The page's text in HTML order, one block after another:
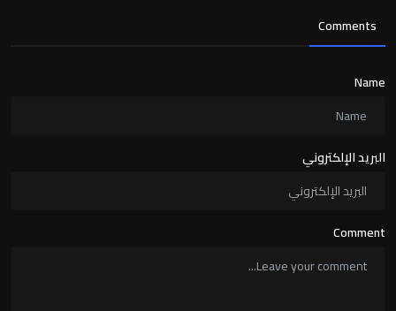
Comments
Name
البريد الإلكتروني
Comment